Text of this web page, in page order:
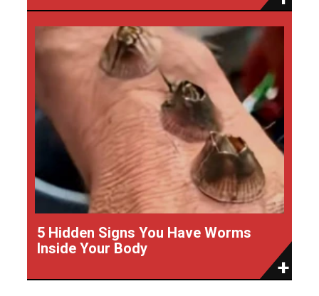
5 Hidden Signs You Have Worms
Inside Your Body